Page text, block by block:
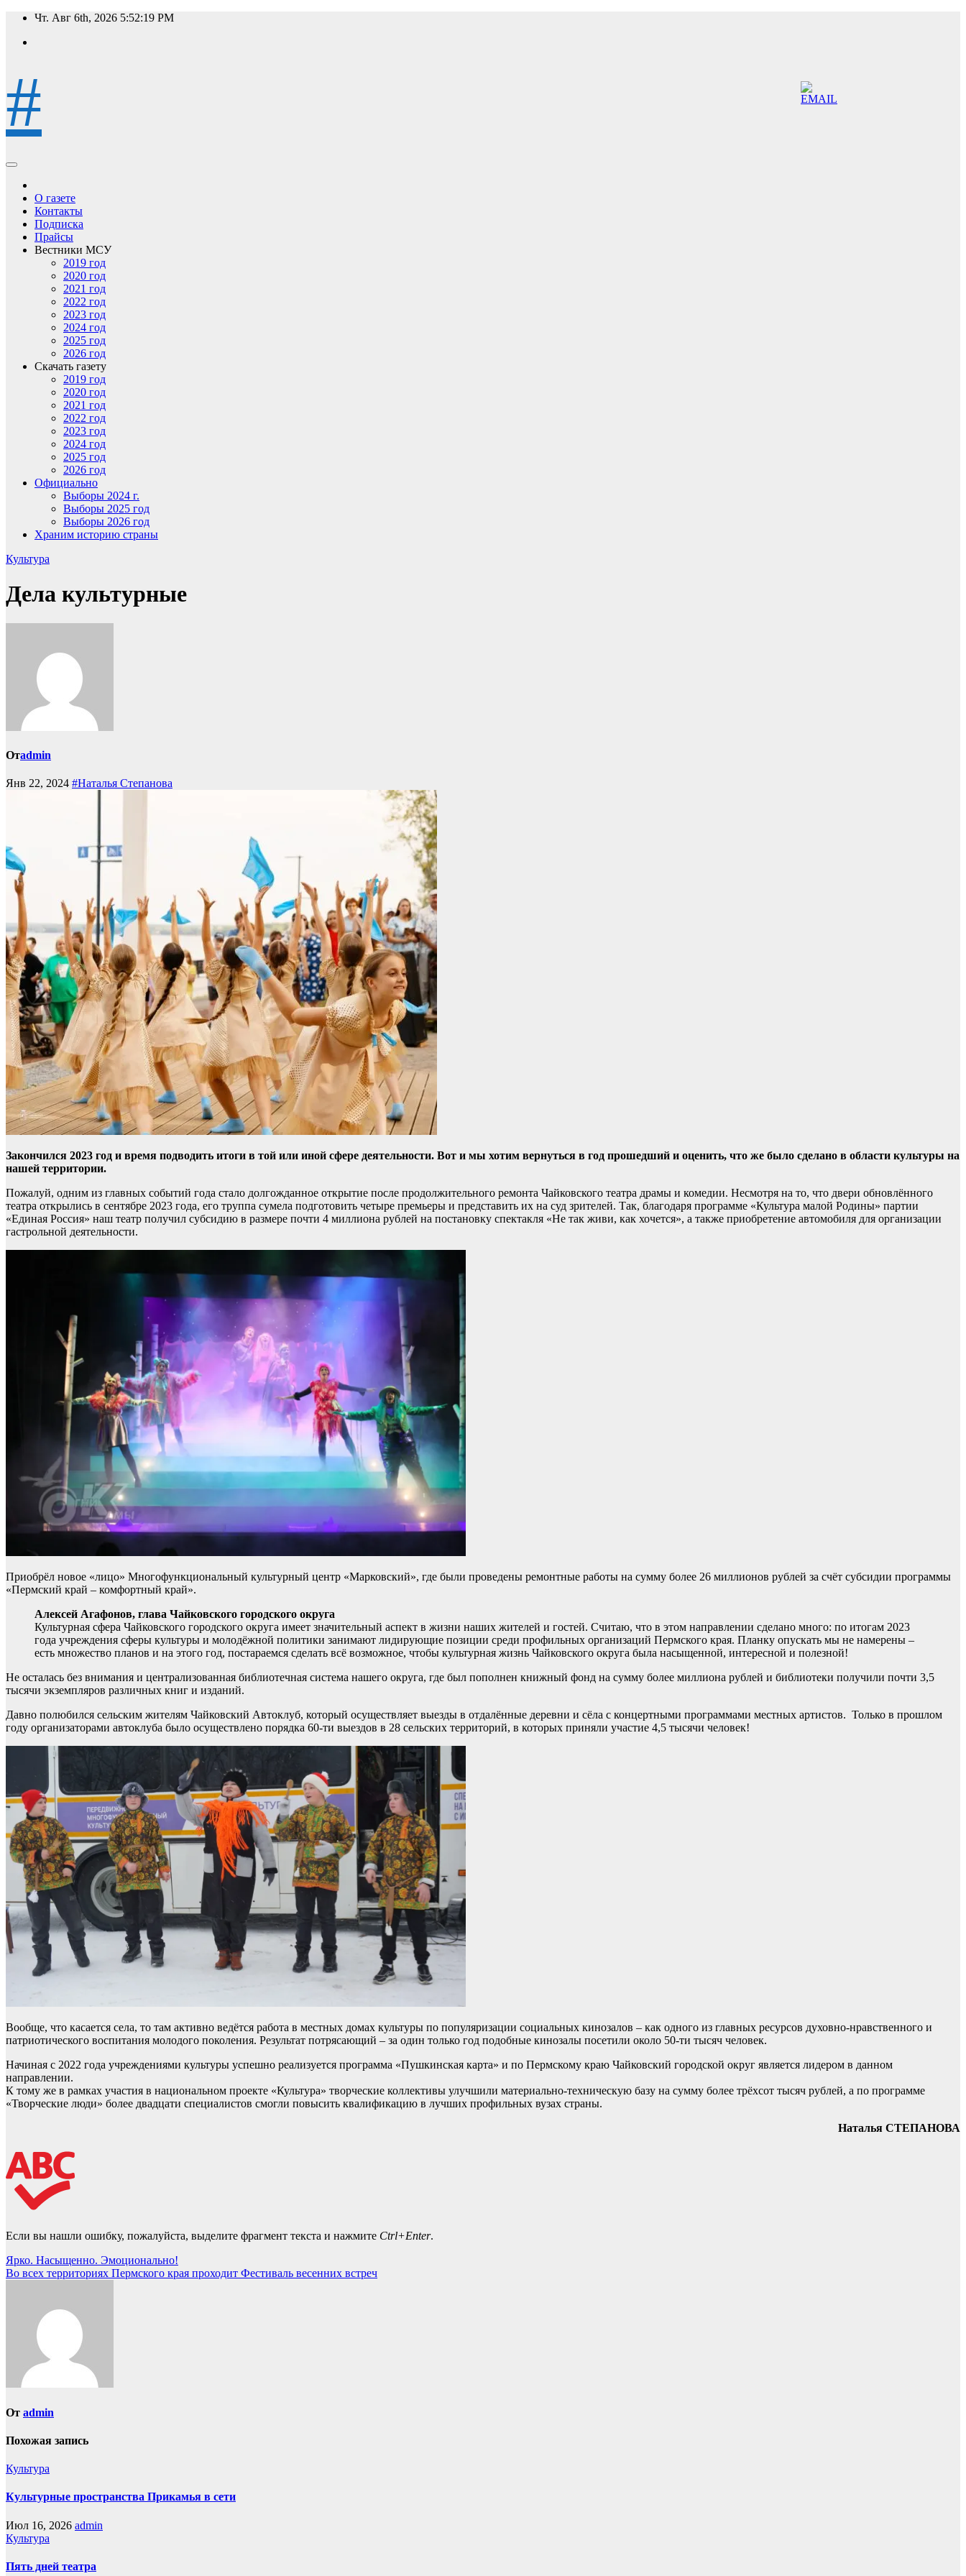
Перейти
содержимому
Чт. Авг 6th, 2026 5:52:20 PM
#
О газете
Контакты
Подписка
Прайсы
Вестники МСУ
2019 год
2020 год
2021 год
2022 год
2023 год
2024 год
2025 год
2026 год
Скачать газету
2019 год
2020 год
2021 год
2022 год
2023 год
2024 год
2025 год
2026 год
Официально
Выборы 2024 г.
Выборы 2025 год
Выборы 2026 год
Храним историю страны
Культура
Дела культурные
Отadmin
Янв 22, 2024 #Наталья Степанова
Закончился 2023 год и время подводить итоги в той или иной сфере деятельности. Вот и мы хотим вернуться в год прошедший и оценить, что же было сделано в области культуры на
нашей территории.
Пожалуй, одним из главных событий года стало долгожданное открытие после продолжительного ремонта Чайковского театра драмы и комедии. Несмотря на то, что двери обновлённого
театра открылись в сентябре 2023 года, его труппа сумела подготовить четыре премьеры и представить их на суд зрителей. Так, благодаря программе «Культура малой Родины» партии
«Единая Россия» наш театр получил субсидию в размере почти 4 миллиона рублей на постановку спектакля «Не так живи, как хочется», а также приобретение автомобиля для организации
гастрольной деятельности.
Приобрёл новое «лицо» Многофункциональный культурный центр «Марковский», где были проведены ремонтные работы на сумму более 26 миллионов рублей за счёт субсидии программы
«Пермский край – комфортный край».
Алексей Агафонов, глава Чайковского городского округа
Культурная сфера Чайковского городского округа имеет значительный аспект в жизни наших жителей и гостей. Считаю, что в этом направлении сделано много: по итогам 2023
года учреждения сферы культуры и молодёжной политики занимают лидирующие позиции среди профильных организаций Пермского края. Планку опускать мы не намерены –
есть множество планов и на этого год, постараемся сделать всё возможное, чтобы культурная жизнь Чайковского округа была насыщенной, интересной и полезной!
Не осталась без внимания и централизованная библиотечная система нашего округа, где был пополнен книжный фонд на сумму более миллиона рублей и библиотеки получили почти 3,5
тысячи экземпляров различных книг и изданий.
Давно полюбился сельским жителям Чайковский Автоклуб, который осуществляет выезды в отдалённые деревни и сёла с концертными программами местных артистов. Только в прошлом
году организаторами автоклуба было осуществлено порядка 60-ти выездов в 28 сельских территорий, в которых приняли участие 4,5 тысячи человек!
Вообще, что касается села, то там активно ведётся работа в местных домах культуры по популяризации социальных кинозалов – как одного из главных ресурсов духовно-нравственного и
патриотического воспитания молодого поколения. Результат потрясающий – за один только год подобные кинозалы посетили около 50-ти тысяч человек.
Начиная с 2022 года учреждениями культуры успешно реализуется программа «Пушкинская карта» и по Пермскому краю Чайковский городской округ является лидером в данном
направлении.
К тому же в рамках участия в национальном проекте «Культура» творческие коллективы улучшили материально-техническую базу на сумму более трёхсот тысяч рублей, а по программе
«Творческие люди» более двадцати специалистов смогли повысить квалификацию в лучших профильных вузах страны.
Наталья СТЕПАНОВА
Если вы нашли ошибку, пожалуйста, выделите фрагмент текста и нажмите Ctrl+Enter.
Навигация
по
Ярко. Насыщенно. Эмоционально!
Во всех территориях Пермского края проходит Фестиваль весенних встреч
От admin
Похожая запись
Культура
Культурные пространства Прикамья в сети
Июл 16, 2026 admin
Культура
Пять дней театра